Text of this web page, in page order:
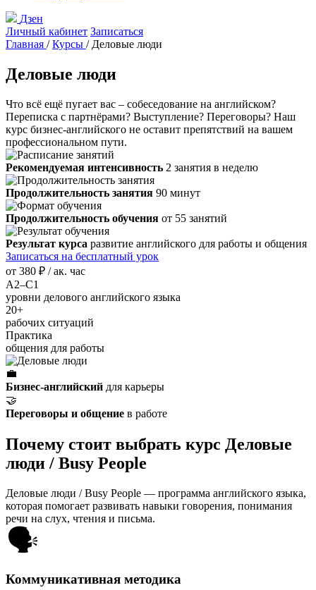
Дзен
Личный кабинет Записаться
Главная /Курсы / Деловые люди
Деловые люди
Что всё ещё пугает вас – собеседование на английском?
Переписка с партнёрами? Выступление? Переговоры? Наш
курс бизнес-английского не оставит препятствий на вашем
профессиональном пути.
Рекомендуемая интенсивность 2 занятия в неделю
Продолжительность занятия 90 минут
Продолжительность обучения от 55 занятий
Результат курса развитие английского для работы и общения
Записаться на бесплатный урок
от 380 ₽ / ак. час
A2–C1
уровни делового английского языка
20+
рабочих ситуаций
Практика
общения для работы
💼
Бизнес-английский для карьеры
🤝
Переговоры и общение в работе
Почему стоит выбрать курс Деловые
люди / Busy People
Деловые люди / Busy People — программа английского языка,
которая помогает развивать навыки говорения, понимания
речи на слух, чтения и письма.
🗣️
Коммуникативная методика